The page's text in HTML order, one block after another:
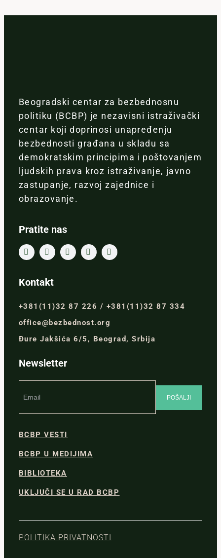
Beogradski centar za bezbednosnu
politiku (BCBP) je nezavisni istraživački
centar koji doprinosi unapređenju
bezbednosti građana u skladu sa
demokratskim principima i poštovanjem
ljudskih prava kroz istraživanje, javno
zastupanje, razvoj zajednice i
obrazovanje.
Pratite nas
Kontakt
+381(11)32 87 226 / +381(11)32 87 334
office@bezbednost.org
Đure Jakšića 6/5, Beograd, Srbija
Newsletter
BCBP VESTI
BCBP U MEDIJIMA
BIBLIOTEKA
UKLJUČI SE U RAD BCBP
POLITIKA PRIVATNOSTI